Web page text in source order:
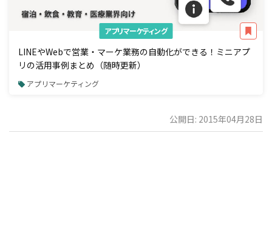
アプリマーケティング
LINEやWebで営業・マーケ業務の自動化ができる！ミニアプ
リの活用事例まとめ（随時更新）
アプリマーケティング
公開日: 2015年04月28日